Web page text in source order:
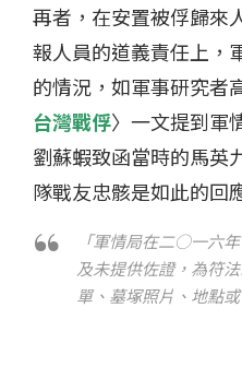
再者，在安置被俘歸來
報人員的道義責任上，
的情況，如軍事研究者
台灣戰俘〉一文提到軍
劉蘇蝦致函當時的馬英
隊戰友忠骸是如此的回
「軍情局在二○一六
及未提供佐證，為符
單、墓塚照片、地點